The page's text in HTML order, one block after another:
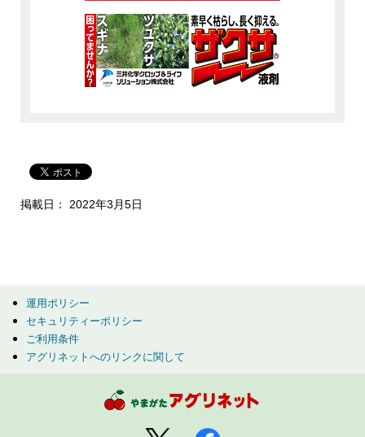
掲載日： 2022年3月5日
運用ポリシー
セキュリティーポリシー
ご利用条件
アグリネットへのリンクに関して